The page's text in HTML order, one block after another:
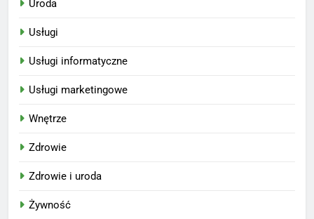
Uroda
Usługi
Usługi informatyczne
Usługi marketingowe
Wnętrze
Zdrowie
Zdrowie i uroda
Żywność